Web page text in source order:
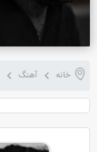
خانه آهنگ